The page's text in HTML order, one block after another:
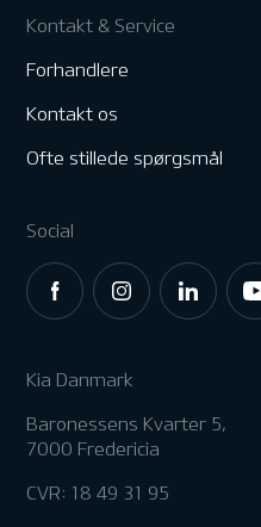
Kontakt & Service
Forhandlere
Kontakt os
Ofte stillede spørgsmål
Social
Kia Danmark
Baronessens Kvarter 5,
7000 Fredericia
CVR: 18 49 31 95